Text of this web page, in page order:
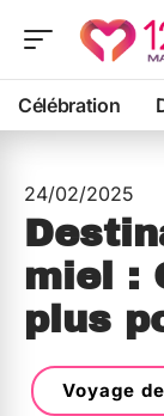
Célébration
24/02/2025
miel :
plus
Voyage